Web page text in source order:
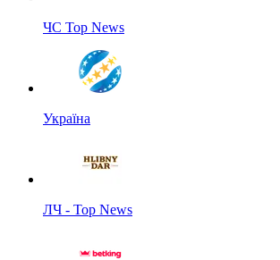
ЧС Top News
Україна
ЛЧ - Top News